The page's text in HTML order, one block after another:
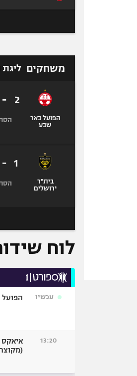
משחקים
הפועל באר
שבע
2
-
בית"ר
ירושלים
1
-
לוח
עכשיו הפועל
13:20
איאקס
(מקוצר 10)